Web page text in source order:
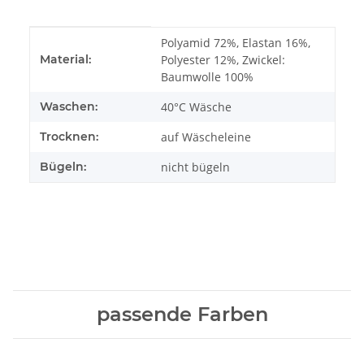
Material:
Polyamid 72%, Elastan 16%,
Polyester 12%, Zwickel:
Baumwolle 100%
Waschen: 40°C Wäsche
Trocknen: auf Wäscheleine
Bügeln: nicht bügeln
passende Farben